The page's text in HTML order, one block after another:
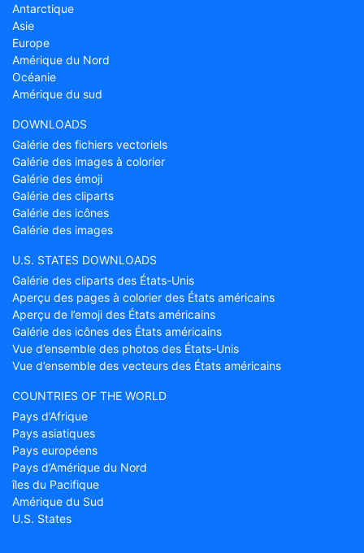
Antarctique
Asie
Europe
Amérique du Nord
Océanie
Amérique du sud
DOWNLOADS
Galérie des fichiers vectoriels
Galérie des images à colorier
Galérie des émoji
Galérie des cliparts
Galérie des icônes
Galérie des images
U.S. STATES DOWNLOADS
Galérie des cliparts des États-Unis
Aperçu des pages à colorier des États américains
Aperçu de l’emoji des États américains
Galérie des icônes des États américains
Vue d’ensemble des photos des États-Unis
Vue d’ensemble des vecteurs des États américains
COUNTRIES OF THE WORLD
Pays d’Afrique
Pays asiatiques
Pays européens
Pays d’Amérique du Nord
îles du Pacifique
Amérique du Sud
U.S. States